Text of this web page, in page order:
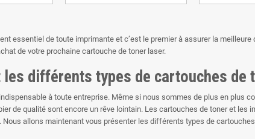
essentiel de toute imprimante et c’est le premier à assurer la
de votre prochaine cartouche de toner laser.
les différents types de cartouches de
à toute entreprise. Même si nous sommes de plus en plus
de qualité sont encore un rêve lointain. Les cartouches de toner et les
Nous allons maintenant vous présenter les différents types de cartouches